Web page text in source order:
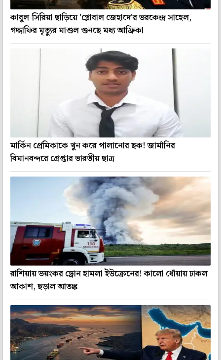
কাবুল-সিরিয়া ছাড়িয়ে 'গ্লোবাল জেহাদে'র ভরকেন্দ্র সাহেল,
গদ্দাফির মৃত্যুর মাশুল গুনছে মধ্য আফ্রিকা
মার্কিন প্রেমিকাকে খুন করে পালানোর ছক! জার্মানির
বিমানবন্দরে গ্রেপ্তার ভারতীয় ছাত্র
রাশিয়ায় ভয়ংকর ড্রোন হামলা ইউক্রেনের! কালো ধোঁয়ায় ঢাকল
আকাশ, ছড়াল আতঙ্ক